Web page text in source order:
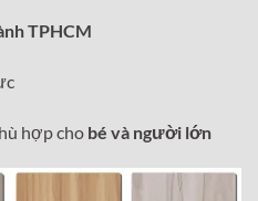
TPHCM
hợp cho bé và người lớn